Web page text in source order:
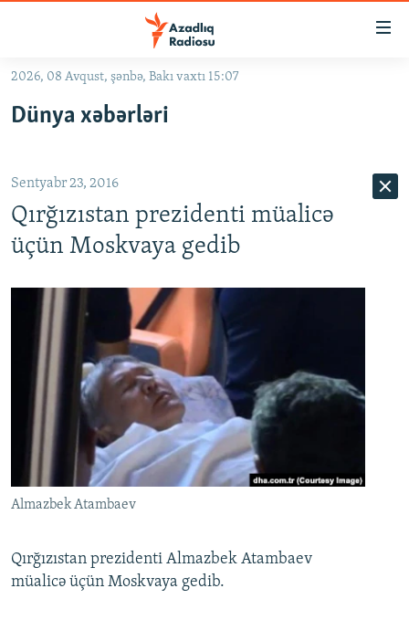
Əsas
qayıt
qayıt
Axtarışa
keç
#İZAHLA
#ƏSLINDƏ
FƏRQƏ BAX
QANUNI DOĞRU
ARAŞDIRMA
MULTIMEDIA
VIDEO
FOTOQALEREYA
İNFOQRAFIKA
KARIKATURA
RADIO ARXIV
OXU ZALI
AZƏRBAYCAN ƏDƏBIYYATI KITABXANASI
İSLAM VƏ DEMOKRATIYA
HAQQIMIZDA
MISSIYAMIZ
PEŞƏ ETIKASI VƏ JURNALISTIKA STANDARTLARIMIZ
BIZIMLƏ ƏLAQƏ
XƏBƏR BÜLLETENLƏRIMIZ
2026, 08 Avqust, şənbə, Bakı vaxtı 15:07
Dünya xəbərləri
Sentyabr 23, 2016
Qırğızıstan prezidenti müalicə
üçün Moskvaya gedib
Almazbek Atambaev
Qırğızıstan prezidenti Almazbek Atambaev
müalicə üçün Moskvaya gedib.